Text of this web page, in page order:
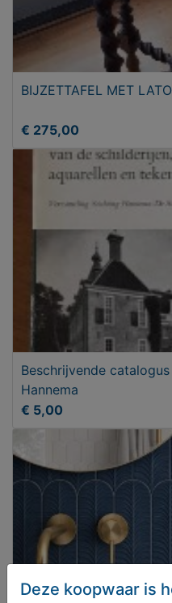
BIJZETTAFEL MET
€ 275,00
Beschrijvende
Hannema
€ 5,00
Deze koopwaar is